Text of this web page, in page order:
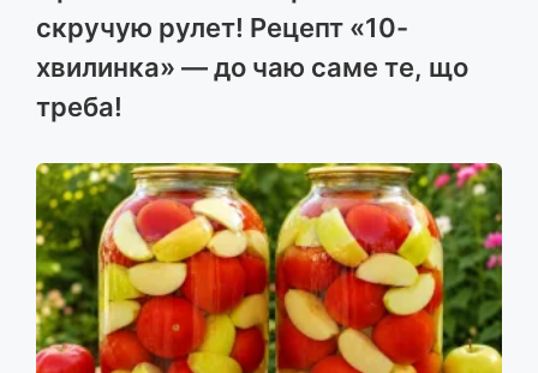
скручую рулет! Рецепт «10-
хвилинка» — до чаю саме те, що
треба!